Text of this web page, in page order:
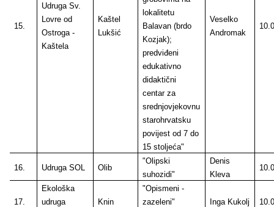
15.
Udruga Sv.
Lovre od
Ostroga -
Kaštela
Kaštel
Lukšić
lokalitetu
Balavan (brdo
Kozjak);
predviđeni
edukativno
didaktični
centar za
srednjovjekovnu
starohrvatsku
povijest od 7 do
15 stoljeća"
Veselko
Andromak
16. Udruga SOL Olib
"Olipski
suhozidi"
Denis
Kleva
17.
Ekološka
udruga
Knin
"Opismeni -
zazeleni"
Inga Kukolj